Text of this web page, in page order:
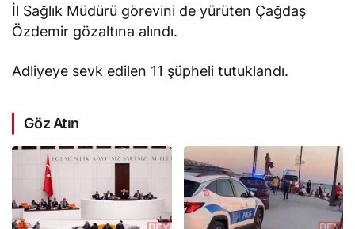
İl Sağlık Müdürü görevini de yürüten Çağdaş
Özdemir gözaltına alındı.
Adliyeye sevk edilen 11 şüpheli tutuklandı.
Göz Atın